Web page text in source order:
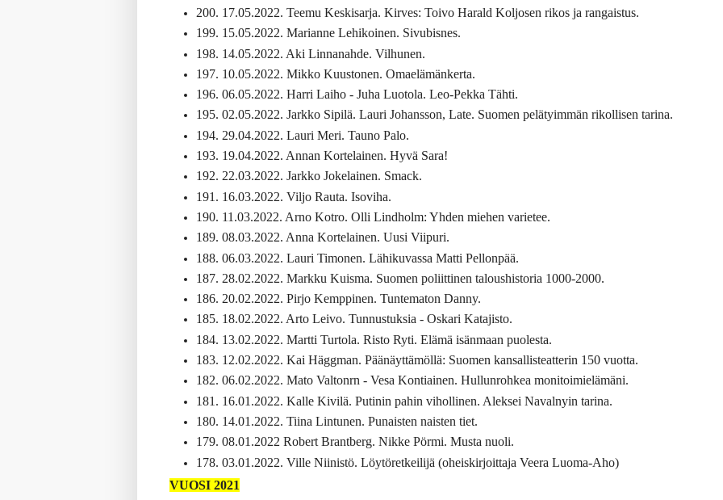
200. 17.05.2022. Teemu Keskisarja. Kirves: Toivo Harald Koljosen rikos ja rangaistus.
199. 15.05.2022. Marianne Lehikoinen. Sivubisnes.
198. 14.05.2022. Aki Linnanahde. Vilhunen.
197. 10.05.2022. Mikko Kuustonen. Omaelämänkerta.
196. 06.05.2022. Harri Laiho - Juha Luotola. Leo-Pekka Tähti.
195. 02.05.2022. Jarkko Sipilä. Lauri Johansson, Late. Suomen pelätyimmän rikollisen tarina.
194. 29.04.2022. Lauri Meri. Tauno Palo.
193. 19.04.2022. Annan Kortelainen. Hyvä Sara!
192. 22.03.2022. Jarkko Jokelainen. Smack.
191. 16.03.2022. Viljo Rauta. Isoviha.
190. 11.03.2022. Arno Kotro. Olli Lindholm: Yhden miehen varietee.
189. 08.03.2022. Anna Kortelainen. Uusi Viipuri.
188. 06.03.2022. Lauri Timonen. Lähikuvassa Matti Pellonpää.
187. 28.02.2022. Markku Kuisma. Suomen poliittinen taloushistoria 1000-2000.
186. 20.02.2022. Pirjo Kemppinen. Tuntematon Danny.
185. 18.02.2022. Arto Leivo. Tunnustuksia - Oskari Katajisto.
184. 13.02.2022. Martti Turtola. Risto Ryti. Elämä isänmaan puolesta.
183. 12.02.2022. Kai Häggman. Päänäyttämöllä: Suomen kansallisteatterin 150 vuotta.
182. 06.02.2022. Mato Valtonrn - Vesa Kontiainen. Hullunrohkea monitoimielämäni.
181. 16.01.2022. Kalle Kivilä. Putinin pahin vihollinen. Aleksei Navalnyin tarina.
180. 14.01.2022. Tiina Lintunen. Punaisten naisten tiet.
179. 08.01.2022 Robert Brantberg. Nikke Pörmi. Musta nuoli.
178. 03.01.2022. Ville Niinistö. Löytöretkeilijä (oheiskirjoittaja Veera Luoma-Aho)
VUOSI 2021